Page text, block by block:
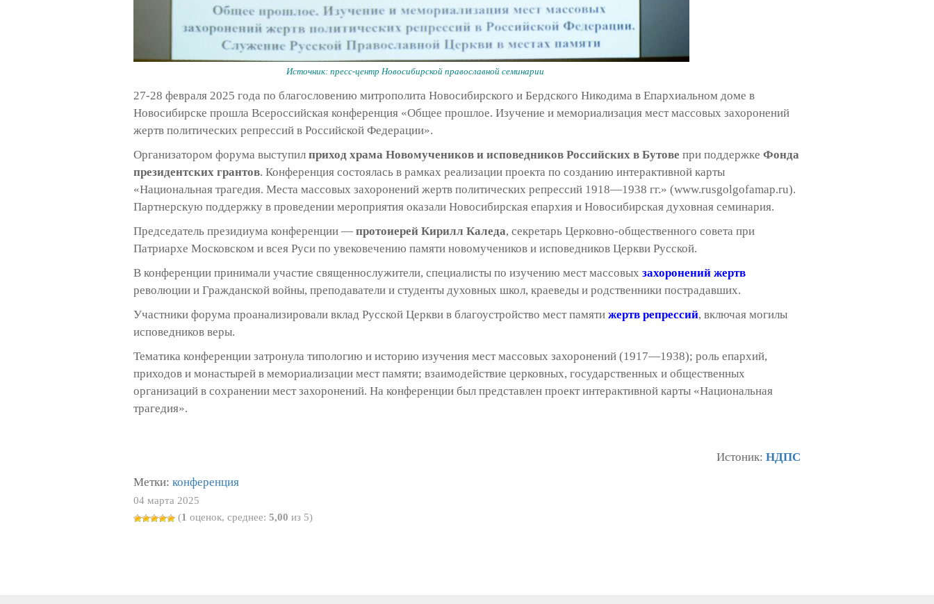
Источник: пресс-центр Новосибирской православной семинарии
27-28 февраля 2025 года по благословению митрополита Новосибирского и Бердского Никодима в Епархиальном доме в
Новосибирске прошла Всероссийская конференция «Общее прошлое. Изучение и мемориализация мест массовых захоронений
жертв политических репрессий в Российской Федерации».
Организатором форума выступил приход храма Новомучеников и исповедников Российских в Бутове при поддержке Фонда
президентских грантов. Конференция состоялась в рамках реализации проекта по созданию интерактивной карты
«Национальная трагедия. Места массовых захоронений жертв политических репрессий 1918—1938 гг.» (www.rusgolgofamap.ru).
Партнерскую поддержку в проведении мероприятия оказали Новосибирская епархия и Новосибирская духовная семинария.
Председатель президиума конференции — протоиерей Кирилл Каледа, секретарь Церковно-общественного совета при
Патриархе Московском и всея Руси по увековечению памяти новомучеников и исповедников Церкви Русской.
В конференции принимали участие священнослужители, специалисты по изучению мест массовых захоронений жертв
революции и Гражданской войны, преподаватели и студенты духовных школ, краеведы и родственники пострадавших.
Участники форума проанализировали вклад Русской Церкви в благоустройство мест памяти жертв репрессий, включая могилы
исповедников веры.
Тематика конференции затронула типологию и историю изучения мест массовых захоронений (1917—1938); роль епархий,
приходов и монастырей в мемориализации мест памяти; взаимодействие церковных, государственных и общественных
организаций в сохранении мест захоронений. На конференции был представлен проект интерактивной карты «Национальная
трагедия».
Истоник: НДПС
Метки: конференция
04 марта 2025
(1 оценок, среднее: 5,00 из 5)